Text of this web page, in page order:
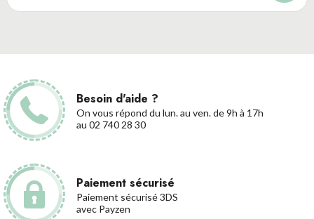
Besoin d'aide ?
On vous répond du lun. au ven. de 9h à 17h
au 02 740 28 30
Paiement sécurisé
Paiement sécurisé 3DS
avec Payzen